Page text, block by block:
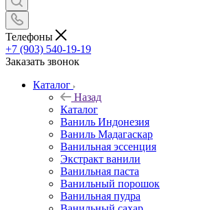
Телефоны
+7 (903) 540-19-19
Заказать звонок
Каталог
Назад
Каталог
Ваниль Индонезия
Ваниль Мадагаскар
Ванильная эссенция
Экстракт ванили
Ванильная паста
Ванильный порошок
Ванильная пудра